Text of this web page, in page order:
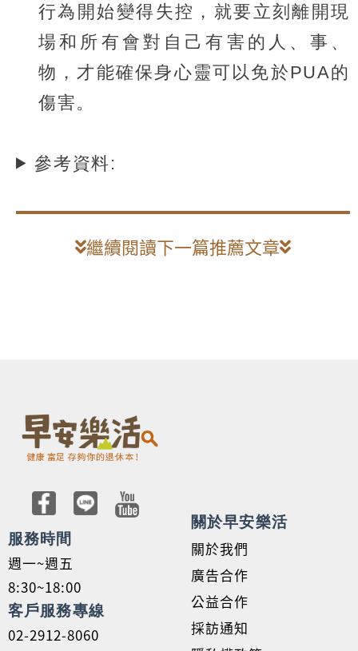
行為開始變得失控，就要立刻離開現
場和所有會對自己有害的人、事、
物，才能確保身心靈可以免於PUA的
傷害。
參考資料:
繼續閱讀下一篇推薦文章
服務時間
週一~週五
8:30~18:00
客戶服務專線
02-2912-8060
關於早安樂活
關於我們
廣告合作
公益合作
採訪通知